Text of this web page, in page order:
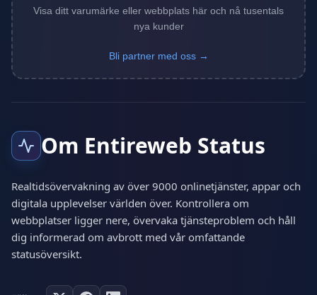
Visa ditt varumärke eller webbplats här och nå tusentals
nya kunder
Bli partner med oss →
Om Entireweb Status
Realtidsövervakning av över 9000 onlinetjänster, appar och
digitala upplevelser världen över. Kontrollera om
webbplatser ligger nere, övervaka tjänsteproblem och håll
dig informerad om avbrott med vår omfattande
statusöversikt.